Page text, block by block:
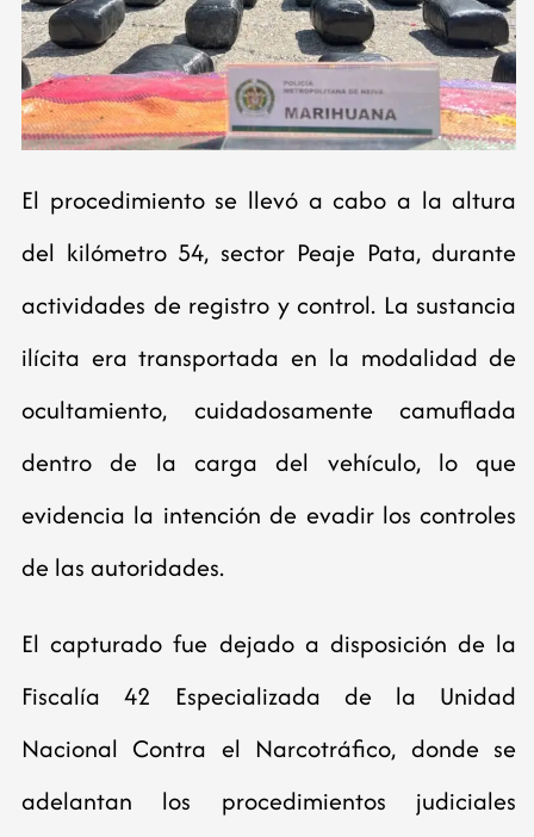
El procedimiento se llevó a cabo a la altura
del kilómetro 54, sector Peaje Pata, durante
actividades de registro y control. La sustancia
ilícita era transportada en la modalidad de
ocultamiento, cuidadosamente camuflada
dentro de la carga del vehículo, lo que
evidencia la intención de evadir los controles
de las autoridades.
El capturado fue dejado a disposición de la
Fiscalía 42 Especializada de la Unidad
Nacional Contra el Narcotráfico, donde se
adelantan los procedimientos judiciales